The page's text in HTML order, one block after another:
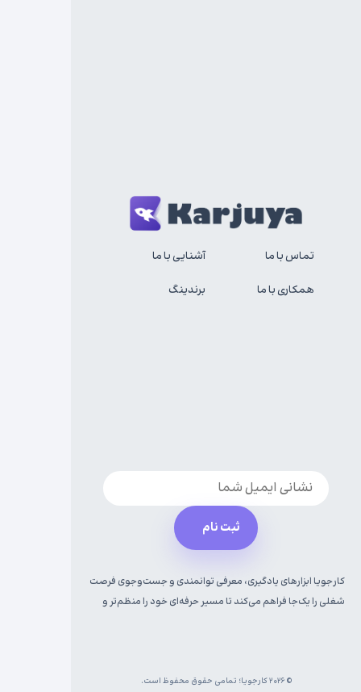
کارجویا ابزارهای یادگیری، معرفی توانمندی و جست‌وجوی فرصت
شغلی را یک‌جا فراهم می‌کند تا مسیر حرفه‌ای خود را منظم‌تر و
تماس با ما
آشنایی با ما
همکاری با ما
برندینگ
ثبت نام
© ۲۰۲۶ کارجویا؛ تمامی حقوق محفوظ است.